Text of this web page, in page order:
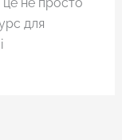
це не просто
для